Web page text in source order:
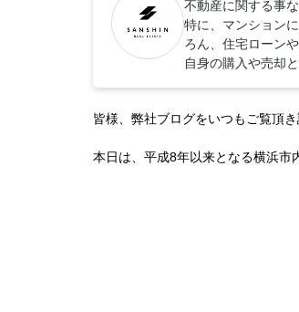
不動産に関する事
特に、マンション
ろん、住宅ローン
自身の購入や売却
皆様、弊社ブログをいつもご覧頂
本日は、平成8年以来となる横浜市